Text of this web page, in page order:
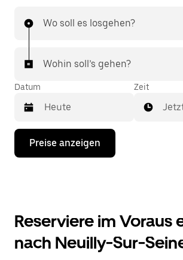
Wo soll es losgehen?
Wohin soll’s gehen?
Datum
Drücke
Nach-
Kalender
interagieren
Zeit
Preise anzeigen
Reserviere im Voraus
nach Neuilly-Sur-